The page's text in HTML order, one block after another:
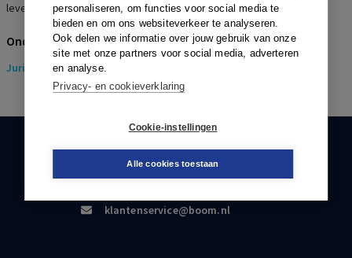
personaliseren, om functies voor social media te
bieden en om ons websiteverkeer te analyseren.
Ook delen we informatie over jouw gebruik van onze
site met onze partners voor social media, adverteren
en analyse.
Privacy- en cookieverklaring
Cookie-instellingen
Alle cookies toestaan
levensloopregeling
Onderwerpen
Juridisch> Insolventierecht
KLANTENSERVICE
088-0301000
klantenservice@boom.nl